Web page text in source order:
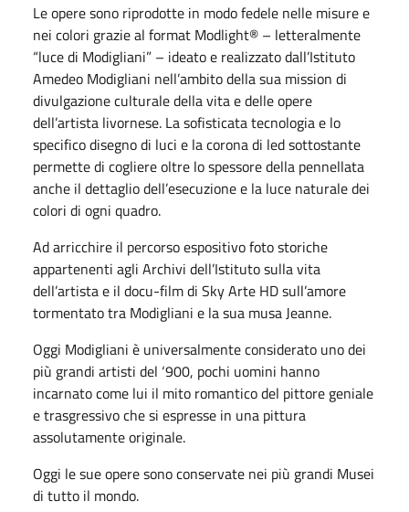
Le opere sono riprodotte in modo fedele nelle misure e
nei colori grazie al format Modlight® – letteralmente
“luce di Modigliani” – ideato e realizzato dall’Istituto
Amedeo Modigliani nell’ambito della sua mission di
divulgazione culturale della vita e delle opere
dell’artista livornese. La sofisticata tecnologia e lo
specifico disegno di luci e la corona di led sottostante
permette di cogliere oltre lo spessore della pennellata
anche il dettaglio dell’esecuzione e la luce naturale dei
colori di ogni quadro.
Ad arricchire il percorso espositivo foto storiche
appartenenti agli Archivi dell’Istituto sulla vita
dell’artista e il docu-film di Sky Arte HD sull’amore
tormentato tra Modigliani e la sua musa Jeanne.
Oggi Modigliani è universalmente considerato uno dei
più grandi artisti del ‘900, pochi uomini hanno
incarnato come lui il mito romantico del pittore geniale
e trasgressivo che si espresse in una pittura
assolutamente originale.
Oggi le sue opere sono conservate nei più grandi Musei
di tutto il mondo.